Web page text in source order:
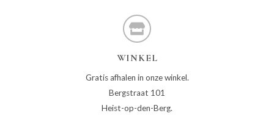
WINKEL
Gratis afhalen in onze winkel.
Bergstraat 101
Heist-op-den-Berg.